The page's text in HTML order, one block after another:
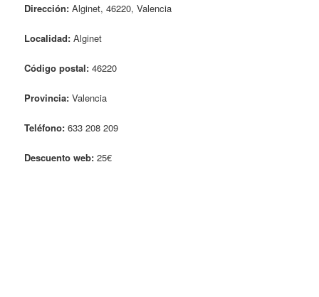
Dirección: Alginet, 46220, Valencia
Localidad: Alginet
Código postal: 46220
Provincia: Valencia
Teléfono: 633 208 209
Descuento web: 25€